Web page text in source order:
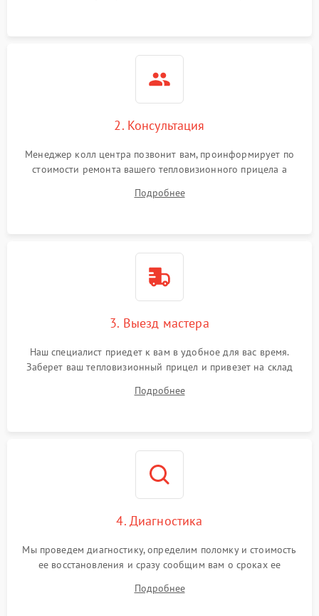
2. Консультация
Менеджер колл центра позвонит вам, проинформирует по
стоимости ремонта вашего тепловизионного прицела а
Подробнее
3. Выезд мастера
Наш специалист приедет к вам в удобное для вас время.
Заберет ваш тепловизионный прицел и привезет на склад
Подробнее
4. Диагностика
Мы проведем диагностику, определим поломку и стоимость
ее восстановления и сразу сообщим вам о сроках ее
Подробнее